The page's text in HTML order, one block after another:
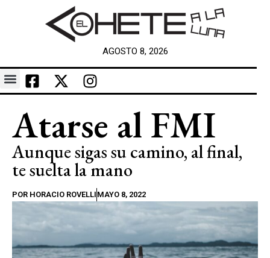
AGOSTO 8, 2026
Atarse al FMI
Aunque sigas su camino, al final,
te suelta la mano
POR HORACIO ROVELLI MAYO 8, 2022